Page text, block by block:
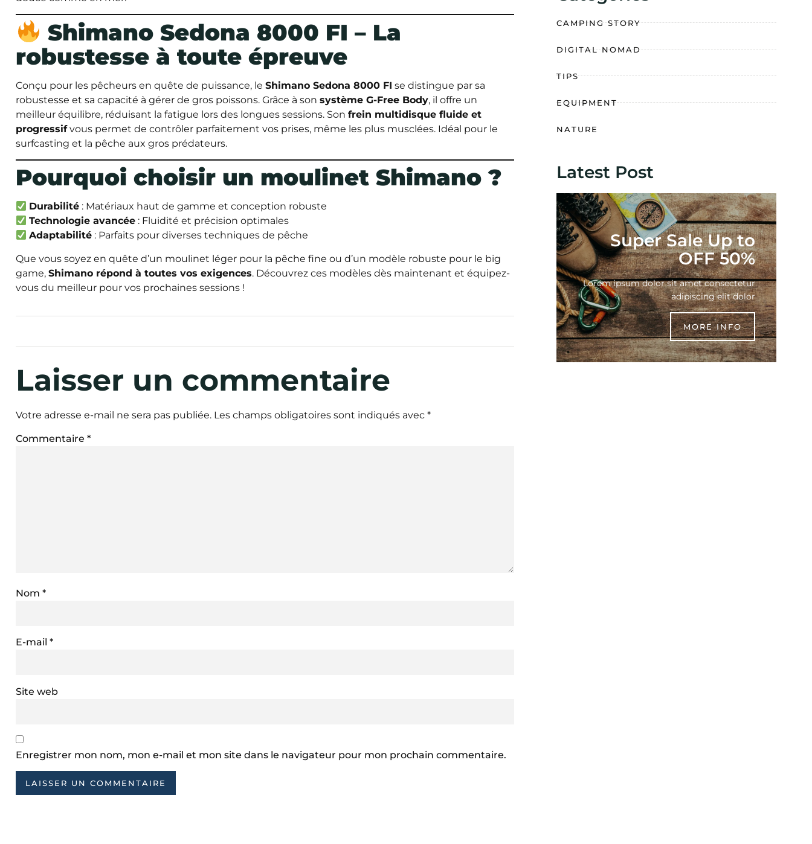
Shimano Sedona 8000 FI – La
robustesse à toute épreuve
Conçu pour les pêcheurs en quête de puissance, le Shimano Sedona 8000 FI se distingue par sa
robustesse et sa capacité à gérer de gros poissons. Grâce à son système G-Free Body, il offre un
meilleur équilibre, réduisant la fatigue lors des longues sessions. Son frein multidisque fluide et
progressifvous permet de contrôler parfaitement vos prises, même les plus musclées. Idéal pour le
surfcasting et la pêche aux gros prédateurs.
Pourquoi choisir un moulinet Shimano ?
Durabilité : Matériaux haut de gamme et conception robuste
Technologie avancée : Fluidité et précision optimales
Adaptabilité : Parfaits pour diverses techniques de pêche
Que vous soyez en quête d’un moulinet léger pour la pêche fine ou d’un modèle robuste pour le big
game, Shimano répond à toutes vos exigences. Découvrez ces modèles dès maintenant et équipez-
vous du meilleur pour vos prochaines sessions !
Laisser un commentaire
Votre adresse e-mail ne sera pas publiée. Les champs obligatoires sont indiqués avec *
Commentaire *
Nom *
E-mail *
Site web
Enregistrer mon nom, mon e-mail et mon site dans le navigateur pour mon prochain commentaire.
CAMPING STORY
DIGITAL NOMAD
TIPS
EQUIPMENT
NATURE
Latest Post
Super Sale Up to
OFF 50%
Lorem ipsum dolor sit amet consectetur
adipiscing elit dolor
MORE INFO